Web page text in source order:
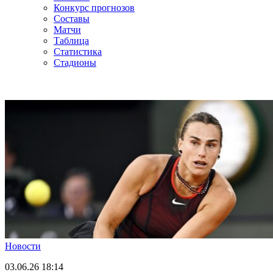
Конкурс прогнозов
Составы
Матчи
Таблица
Статистика
Стадионы
Новости
03.06.26 18:14